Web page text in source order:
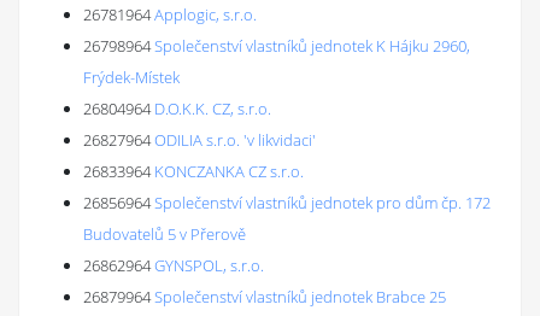
26781964Applogic, s.r.o.
26798964Společenství vlastníků jednotek K Hájku 2960,
Frýdek-Místek
26804964 D.O.K.K. CZ, s.r.o.
26827964ODILIA s.r.o. 'v likvidaci'
26833964 KONCZANKA CZ s.r.o.
26856964Společenství vlastníků jednotek pro dům čp. 172
Budovatelů 5 v Přerově
26862964GYNSPOL, s.r.o.
26879964Společenství vlastníků jednotek Brabce 25